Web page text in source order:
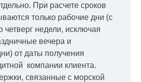
При расчете сроков
только рабочие дни (с
четверг недели, исключая
вечера и
от даты получения
компании клиента.
связанные с морской